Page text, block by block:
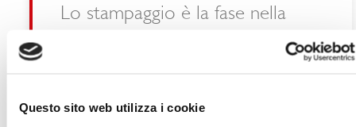
Questo sito web utilizza i cookie
Utilizziamo i cookie per personalizzare contenuti ed
informazioni sul modo in cui utilizza il nostro sito con i
Lo stampaggio è la fase nella
raggiunge il punto più elevato.